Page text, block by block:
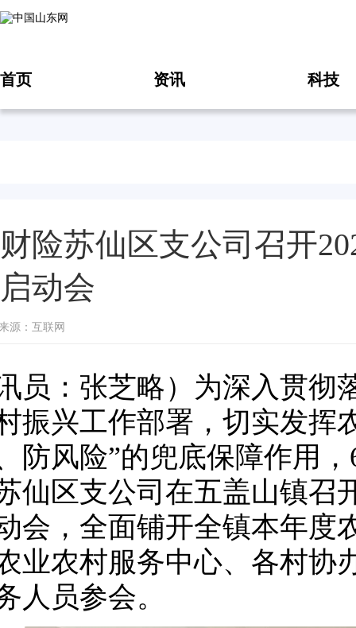
首页 资讯 科技
险苏仙区支公司召开
动会
源：互联网
员：张芝略）为深入贯彻
振兴工作部署，切实发挥
防风险”的兜底保障作用
仙区支公司在五盖山镇召
会，全面铺开全镇本年度
业农村服务中心、各村协
人员参会。